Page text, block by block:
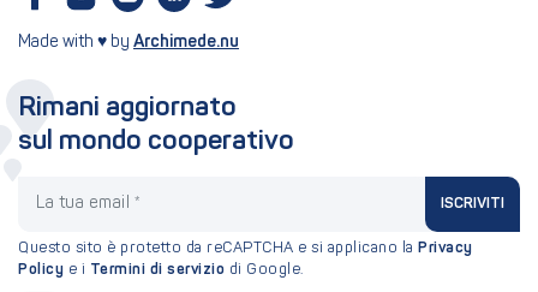
Made with ♥ by Archimede.nu
Rimani aggiornato
sul mondo cooperativo
ISCRIVITI
Questo sito è protetto da reCAPTCHA e si applicano la Privacy
Policy e i Termini di servizio di Google.